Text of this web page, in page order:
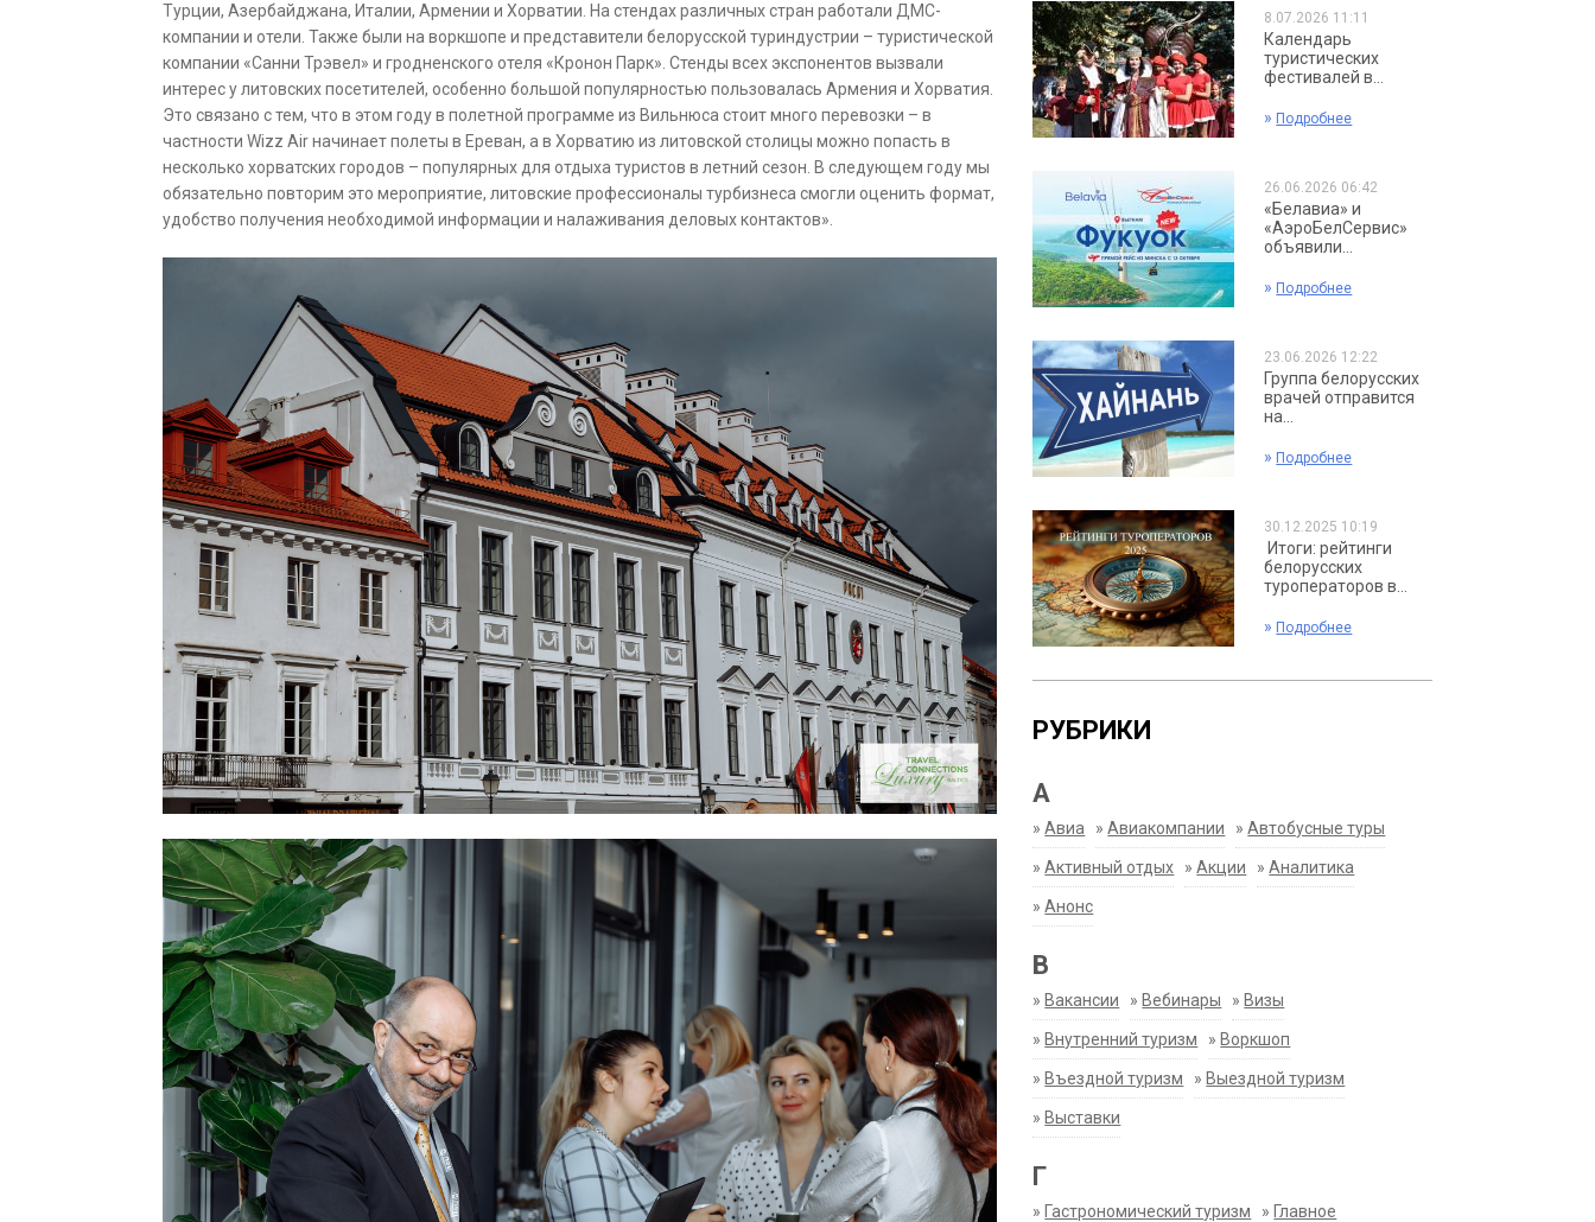
Турции, Азербайджана, Италии, Армении и Хорватии. На стендах различных стран работали ДМС-
компании и отели. Также были на воркшопе и представители белорусской туриндустрии – туристической
компании «Санни Трэвел» и гродненского отеля «Кронон Парк». Стенды всех экспонентов вызвали
интерес у литовских посетителей, особенно большой популярностью пользовалась Армения и Хорватия.
Это связано с тем, что в этом году в полетной программе из Вильнюса стоит много перевозки – в
частности Wizz Air начинает полеты в Ереван, а в Хорватию из литовской столицы можно попасть в
несколько хорватских городов – популярных для отдыха туристов в летний сезон. В следующем году мы
обязательно повторим это мероприятие, литовские профессионалы турбизнеса смогли оценить формат,
удобство получения необходимой информации и налаживания деловых контактов».
8.07.2026 11:11
Календарь
туристических
фестивалей в...
» Подробнее
26.06.2026 06:42
«Белавиа» и
«АэроБелСервис»
объявили...
» Подробнее
23.06.2026 12:22
Группа белорусских
врачей отправится
на...
» Подробнее
30.12.2025 10:19
Итоги: рейтинги
белорусских
туроператоров в...
» Подробнее
РУБРИКИ
А
»Авиа »Авиакомпании »Автобусные туры
»Активный отдых »Акции »Аналитика
»Анонс
В
» Вакансии » Вебинары » Визы
» Внутренний туризм » Воркшоп
» Въездной туризм » Выездной туризм
» Выставки
Г
» Гастрономический туризм » Главное